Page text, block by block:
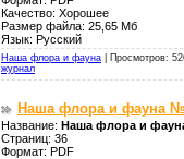
Качество: Хорошее
Размер файла: 25,65 Мб
Язык: Русский
Наша флора и фауна
Просмотров:
журнал
Наша флора и фауна
Название: Наша флора и
Страниц: 36
Формат: PDF